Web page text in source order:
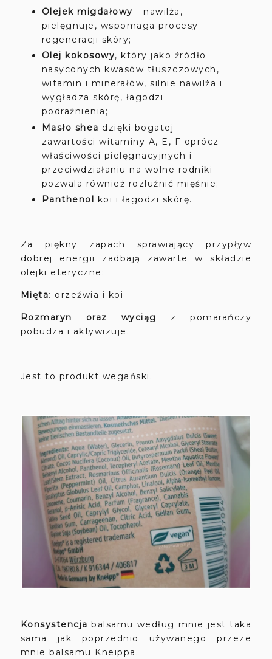
Olejek migdałowy - nawilża,
pielęgnuje, wspomaga procesy
regeneracji skóry;
Olej kokosowy, który jako źródło
nasyconych kwasów tłuszczowych,
witamin i minerałów, silnie nawilża i
wygładza skórę, łagodzi
podrażnienia;
Masło shea dzięki bogatej
zawartości witaminy A, E, F oprócz
właściwości pielęgnacyjnych i
przeciwdziałaniu na wolne rodniki
pozwala również rozluźnić mięśnie;
Panthenol
koi i łagodzi skórę.
Za piękny zapach sprawiający przypływ
dobrej energii zadbają zawarte w składzie
olejki eteryczne:
Mięta: orzeźwia i koi
Rozmaryn oraz wyciąg z pomarańczy
pobudza i aktywizuje.
Jest to produkt wegański.
Konsystencja balsamu według mnie jest taka
sama jak poprzednio używanego przeze
mnie balsamu Kneippa.